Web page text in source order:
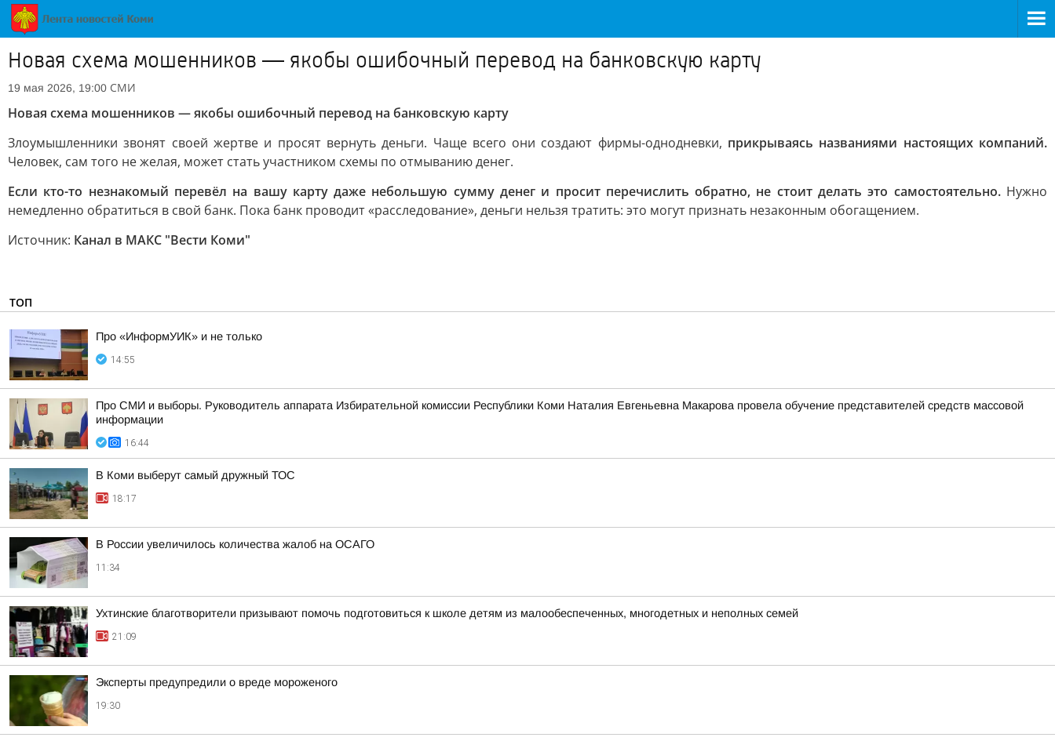
Новая схема мошенников — якобы ошибочный перевод на банковскую карту
19 мая 2026, 19:00 СМИ
Новая схема мошенников — якобы ошибочный перевод на банковскую карту
Злоумышленники звонят своей жертве и просят вернуть деньги. Чаще всего они создают фирмы-однодневки, прикрываясь названиями настоящих компаний.
Человек, сам того не желая, может стать участником схемы по отмыванию денег.
Если кто-то незнакомый перевёл на вашу карту даже небольшую сумму денег и просит перечислить обратно, не стоит делать это самостоятельно.Нужно
немедленно обратиться в свой банк. Пока банк проводит «расследование», деньги нельзя тратить: это могут признать незаконным обогащением.
Источник: Канал в МАКС "Вести Коми"
ТОП
Про «ИнформУИК» и не только
14:55
Про СМИ и выборы. Руководитель аппарата Избирательной комиссии Республики Коми Наталия Евгеньевна Макарова провела обучение представителей средств массовой
информации
16:44
В Коми выберут самый дружный ТОС
18:17
В России увеличилось количества жалоб на ОСАГО
11:34
Ухтинские благотворители призывают помочь подготовиться к школе детям из малообеспеченных, многодетных и неполных семей
21:09
Эксперты предупредили о вреде мороженого
19:30